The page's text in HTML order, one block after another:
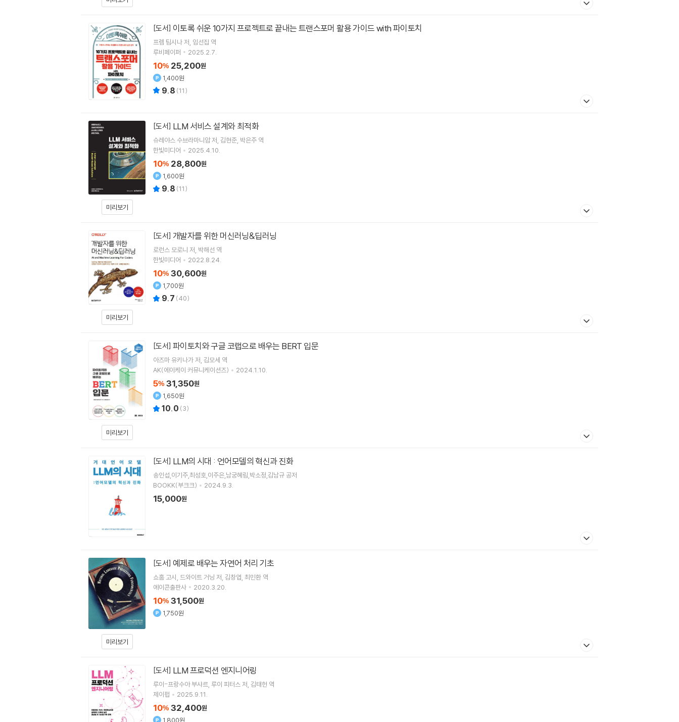
[도서] 이토록 쉬운 10가지 프로젝트로 끝내는 트랜스포머 활용 가이드 with 파이토치
프렘 팀시나저 임선집 역
루비페이퍼
2025.2.7.
10% 25,200원
1,400원
9.8 (11)
미리보기
[도서] LLM 서비스 설계와 최적화
슈레야스 수브라마니암저 김현준 박은주 역
한빛미디어
2025.4.10.
10% 28,800원
1,600원
9.8 (11)
미리보기
[도서] 개발자를 위한 머신러닝&딥러닝
로런스 모로니 저 박해선 역
한빛미디어
2022.8.24.
10% 30,600원
1,700원
9.7 (40)
미리보기
[도서] 파이토치와 구글 코랩으로 배우는 BERT 입문
아즈마 유키나가저 김모세 역
AK(에이케이 커뮤니케이션즈)
2024.1.10.
5% 31,350원
1,650원
10.0 (3)
[도서] LLM의 시대 : 언어모델의 혁신과 진화
송인섭,이기주,최성호,이주은,남궁혜림,박소정,김남규 공저
BOOKK(부크크)
2024.9.3.
15,000원
미리보기
[도서] 예제로 배우는 자연어 처리 기초
쇼홈 고시 드와이트 거닝 저 김창엽 최민환 역
에이콘출판사
2020.3.20.
10% 31,500원
1,750원
[도서] LLM 프로덕션 엔지니어링
루이-프랑수아 부샤르 루이 피터스저 김태헌 역
제이펍
2025.9.11.
10% 32,400원
1,800원